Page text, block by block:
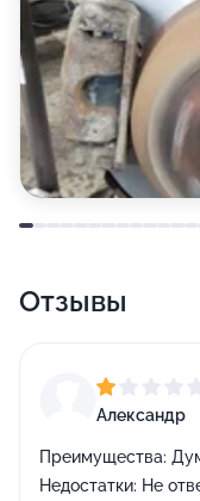
Отзывы
Александр
Преимущества:
Недостатки: Не